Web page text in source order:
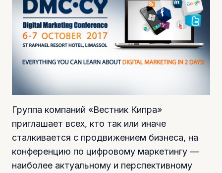
Группа компаний «Вестник Кипра»
приглашает всех, кто так или иначе
сталкивается с продвижением бизнеса, на
конференцию по цифровому маркетингу —
наиболее актуальному и перспективному